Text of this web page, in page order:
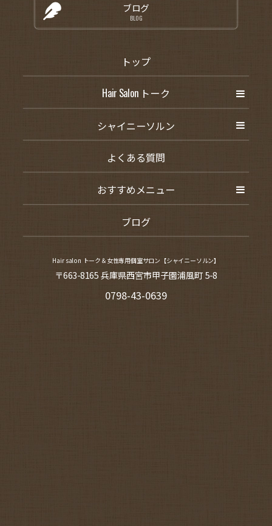
ブログ
BLOG
トップ
Hair Salon トーク
シャイニーソルン
よくある質問
おすすめメニュー
ブログ
Hair salon トーク＆女性専用個室サロン【シャイニーソルン】
〒663-8165 兵庫県西宮市甲子園浦風町 5-8
0798-43-0639